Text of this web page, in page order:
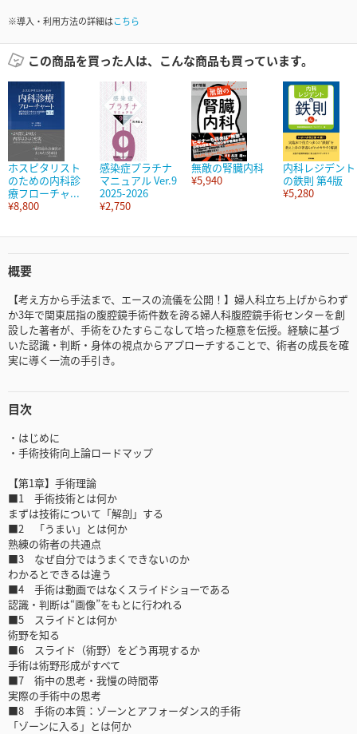
※導入・利用方法の詳細はこちら
この商品を買った人は、こんな商品も買っています。
ホスピタリスト
のための内科診
療フローチャ...
¥8,800
感染症プラチナ
マニュアル Ver.9
2025-2026
¥2,750
無敵の腎臓内科
¥5,940
内科レジデント
の鉄則 第4版
¥5,280
概要
【考え方から手法まで、エースの流儀を公開！】婦人科立ち上げからわず
か3年で関東屈指の腹腔鏡手術件数を誇る婦人科腹腔鏡手術センターを創
設した著者が、手術をひたすらこなして培った極意を伝授。経験に基づ
いた認識・判断・身体の視点からアプローチすることで、術者の成長を確
実に導く一流の手引き。
目次
・はじめに
・手術技術向上論ロードマップ
【第1章】手術理論
■1 手術技術とは何か
まずは技術について「解剖」する
■2 「うまい」とは何か
熟練の術者の共通点
■3 なぜ自分ではうまくできないのか
わかるとできるは違う
■4 手術は動画ではなくスライドショーである
認識・判断は“画像”をもとに行われる
■5 スライドとは何か
術野を知る
■6 スライド（術野）をどう再現するか
手術は術野形成がすべて
■7 術中の思考・我慢の時間帯
実際の手術中の思考
■8 手術の本質：ゾーンとアフォーダンス的手術
「ゾーンに入る」とは何か